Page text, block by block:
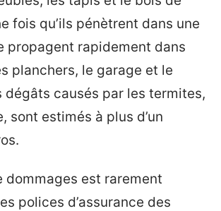
fois qu’ils pénètrent dans une
propagent rapidement dans
planchers, le garage et le
dégâts causés par les termites,
sont estimés à plus d’un
dommages est rarement
polices d’assurance des